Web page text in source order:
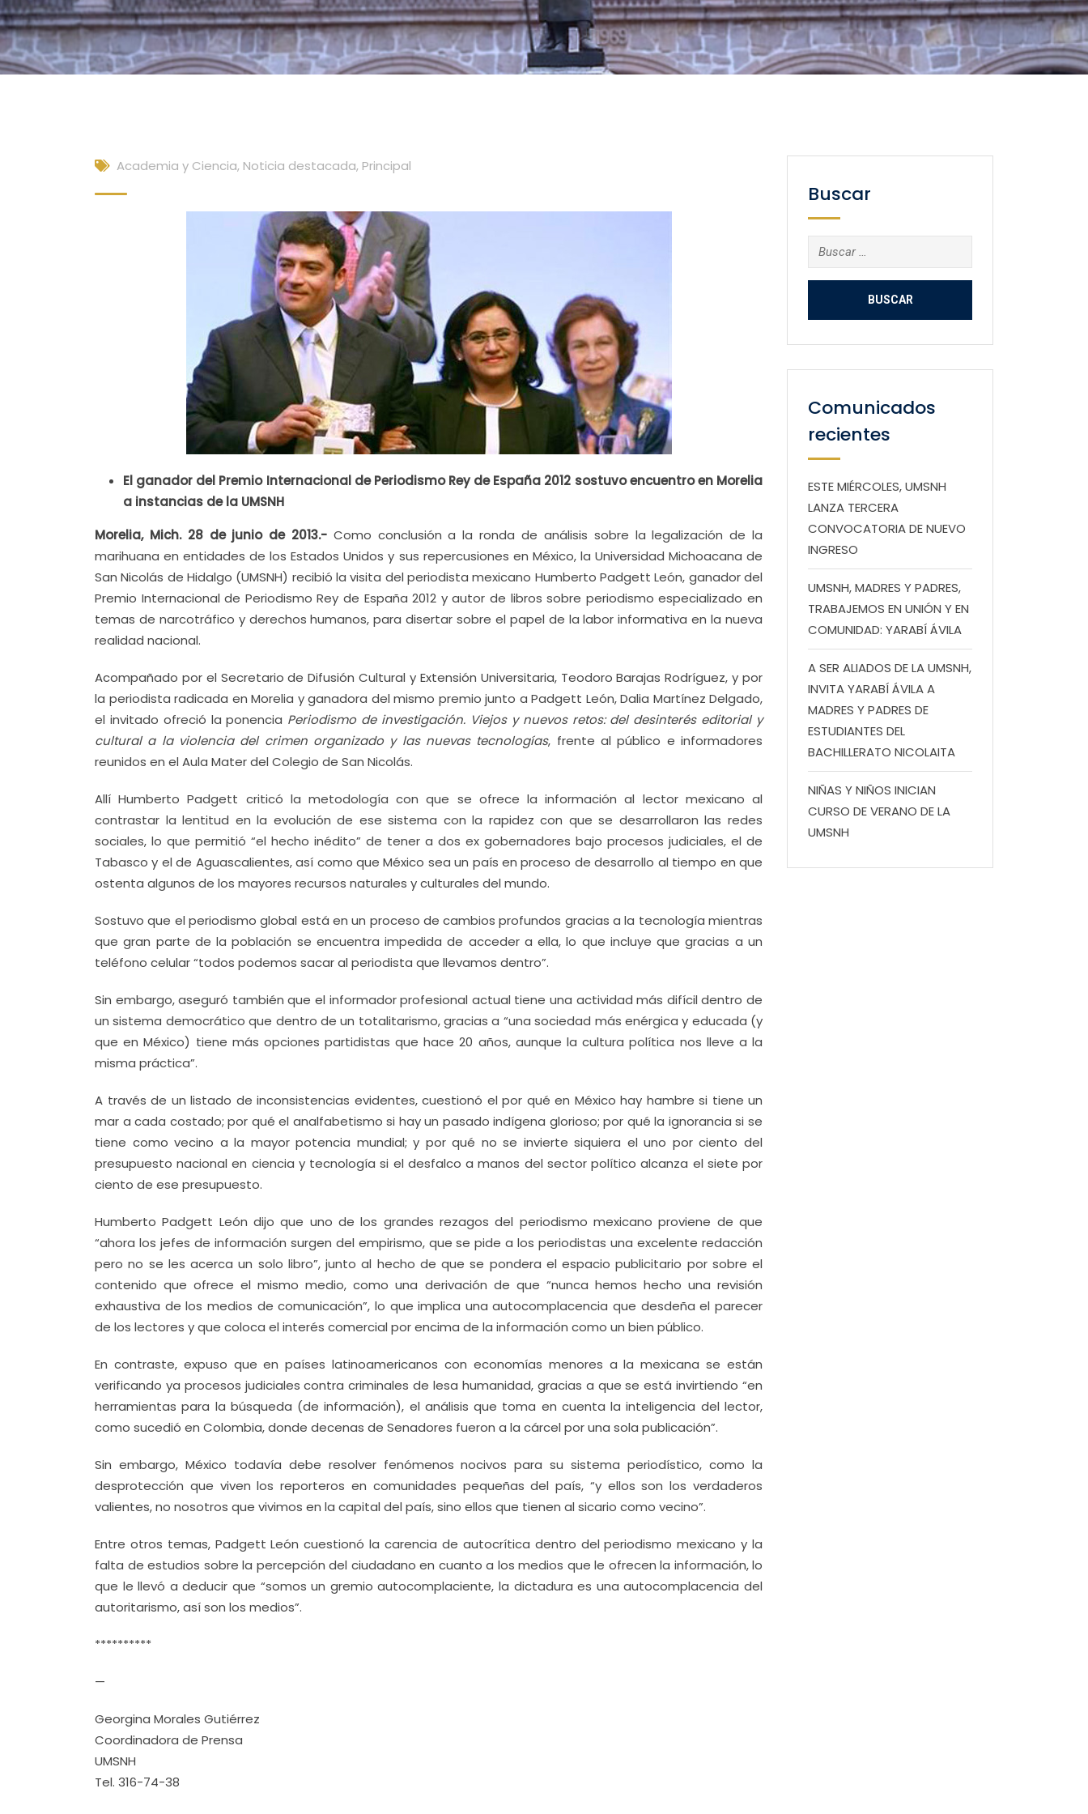
Academia y Ciencia, Noticia destacada, Principal
El ganador del Premio Internacional de Periodismo Rey de España 2012 sostuvo encuentro en Morelia
a instancias de la UMSNH
Morelia, Mich. 28 de junio de 2013.- Como conclusión a la ronda de análisis sobre la legalización de la
marihuana en entidades de los Estados Unidos y sus repercusiones en México, la Universidad Michoacana de
San Nicolás de Hidalgo (UMSNH) recibió la visita del periodista mexicano Humberto Padgett León, ganador del
Premio Internacional de Periodismo Rey de España 2012 y autor de libros sobre periodismo especializado en
temas de narcotráfico y derechos humanos, para disertar sobre el papel de la labor informativa en la nueva
realidad nacional.
Acompañado por el Secretario de Difusión Cultural y Extensión Universitaria, Teodoro Barajas Rodríguez, y por
la periodista radicada en Morelia y ganadora del mismo premio junto a Padgett León, Dalia Martínez Delgado,
el invitado ofreció la ponencia Periodismo de investigación. Viejos y nuevos retos: del desinterés editorial y
cultural a la violencia del crimen organizado y las nuevas tecnologías, frente al público e informadores
reunidos en el Aula Mater del Colegio de San Nicolás.
Allí Humberto Padgett criticó la metodología con que se ofrece la información al lector mexicano al
contrastar la lentitud en la evolución de ese sistema con la rapidez con que se desarrollaron las redes
sociales, lo que permitió “el hecho inédito” de tener a dos ex gobernadores bajo procesos judiciales, el de
Tabasco y el de Aguascalientes, así como que México sea un país en proceso de desarrollo al tiempo en que
ostenta algunos de los mayores recursos naturales y culturales del mundo.
Sostuvo que el periodismo global está en un proceso de cambios profundos gracias a la tecnología mientras
que gran parte de la población se encuentra impedida de acceder a ella, lo que incluye que gracias a un
teléfono celular “todos podemos sacar al periodista que llevamos dentro”.
Sin embargo, aseguró también que el informador profesional actual tiene una actividad más difícil dentro de
un sistema democrático que dentro de un totalitarismo, gracias a “una sociedad más enérgica y educada (y
que en México) tiene más opciones partidistas que hace 20 años, aunque la cultura política nos lleve a la
misma práctica”.
A través de un listado de inconsistencias evidentes, cuestionó el por qué en México hay hambre si tiene un
mar a cada costado; por qué el analfabetismo si hay un pasado indígena glorioso; por qué la ignorancia si se
tiene como vecino a la mayor potencia mundial; y por qué no se invierte siquiera el uno por ciento del
presupuesto nacional en ciencia y tecnología si el desfalco a manos del sector político alcanza el siete por
ciento de ese presupuesto.
Humberto Padgett León dijo que uno de los grandes rezagos del periodismo mexicano proviene de que
“ahora los jefes de información surgen del empirismo, que se pide a los periodistas una excelente redacción
pero no se les acerca un solo libro”, junto al hecho de que se pondera el espacio publicitario por sobre el
contenido que ofrece el mismo medio, como una derivación de que “nunca hemos hecho una revisión
exhaustiva de los medios de comunicación”, lo que implica una autocomplacencia que desdeña el parecer
de los lectores y que coloca el interés comercial por encima de la información como un bien público.
En contraste, expuso que en países latinoamericanos con economías menores a la mexicana se están
verificando ya procesos judiciales contra criminales de lesa humanidad, gracias a que se está invirtiendo “en
herramientas para la búsqueda (de información), el análisis que toma en cuenta la inteligencia del lector,
como sucedió en Colombia, donde decenas de Senadores fueron a la cárcel por una sola publicación”.
Sin embargo, México todavía debe resolver fenómenos nocivos para su sistema periodístico, como la
desprotección que viven los reporteros en comunidades pequeñas del país, “y ellos son los verdaderos
valientes, no nosotros que vivimos en la capital del país, sino ellos que tienen al sicario como vecino”.
Entre otros temas, Padgett León cuestionó la carencia de autocrítica dentro del periodismo mexicano y la
falta de estudios sobre la percepción del ciudadano en cuanto a los medios que le ofrecen la información, lo
que le llevó a deducir que “somos un gremio autocomplaciente, la dictadura es una autocomplacencia del
autoritarismo, así son los medios”.
**********
—
Georgina Morales Gutiérrez
Coordinadora de Prensa
UMSNH
Tel. 316-74-38
Buscar
Buscar:
Comunicados
recientes
ESTE MIÉRCOLES, UMSNH
LANZA TERCERA
CONVOCATORIA DE NUEVO
INGRESO
UMSNH, MADRES Y PADRES,
TRABAJEMOS EN UNIÓN Y EN
COMUNIDAD: YARABÍ ÁVILA
A SER ALIADOS DE LA UMSNH,
INVITA YARABÍ ÁVILA A
MADRES Y PADRES DE
ESTUDIANTES DEL
BACHILLERATO NICOLAITA
NIÑAS Y NIÑOS INICIAN
CURSO DE VERANO DE LA
UMSNH